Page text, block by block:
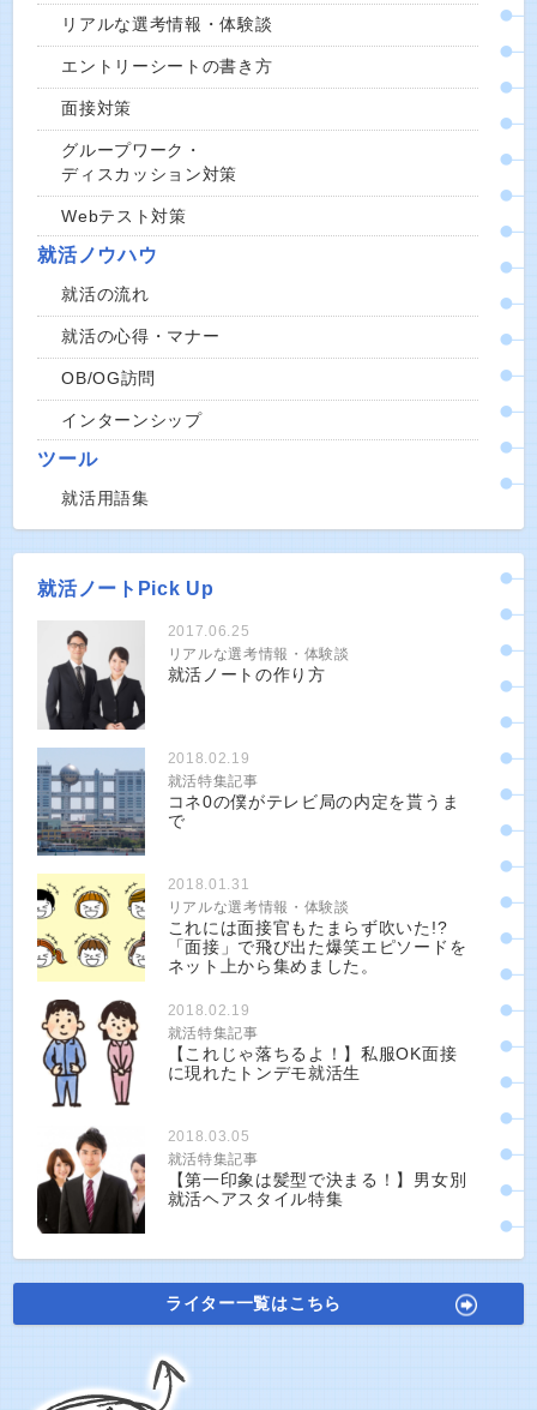
リアルな選考情報・体験談
エントリーシートの書き方
面接対策
グループワーク・
ディスカッション対策
Webテスト対策
就活ノウハウ
就活の流れ
就活の心得・マナー
OB/OG訪問
インターンシップ
ツール
就活用語集
就活ノートPick Up
2017.06.25
リアルな選考情報・体験談
就活ノートの作り方
2018.02.19
就活特集記事
コネ0の僕がテレビ局の内定を貰うま
で
2018.01.31
リアルな選考情報・体験談
これには面接官もたまらず吹いた!?
「面接」で飛び出た爆笑エピソードを
ネット上から集めました。
2018.02.19
就活特集記事
【これじゃ落ちるよ！】私服OK面接
に現れたトンデモ就活生
2018.03.05
就活特集記事
【第一印象は髪型で決まる！】男女別
就活ヘアスタイル特集
ライター一覧はこちら